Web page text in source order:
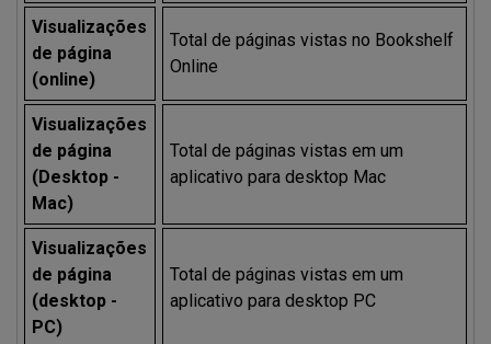
Visualizações
de página
(online)
Total de páginas vistas no Bookshelf
Online
Visualizações
de página
(Desktop -
Mac)
Total de páginas vistas em um
aplicativo para desktop Mac
Visualizações
de página
(desktop -
PC)
Total de páginas vistas em um
aplicativo para desktop PC